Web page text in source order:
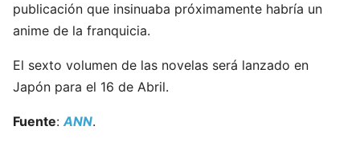
publicación que insinuaba próximamente habría un
anime de la franquicia.
El sexto volumen de las novelas será lanzado en
Japón para el 16 de Abril.
Fuente:ANN.